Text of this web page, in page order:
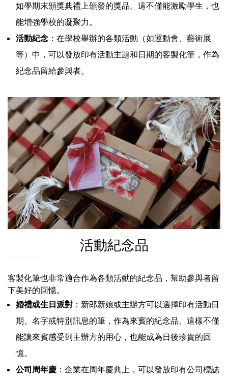
如學期末頒獎典禮上頒發的獎品。這不僅能激勵學生，也
能增強學校的凝聚力。
活動紀念 ：在學校舉辦的各類活動（如運動會、藝術展
等）中，可以發放印有活動主題和日期的客製化筆，作為
紀念品留給參與者。
活動紀念品
客製化筆也非常適合作為各類活動的紀念品，幫助參與者留
下美好的回憶。
婚禮或生日派對 ：新郎新娘或主辦方可以選擇印有活動日
期、名字或特別訊息的筆，作為來賓的紀念品。這樣不僅
能讓來賓感受到主辦方的用心，也能成為日後珍貴的回
憶。
公司周年慶 ：企業在周年慶典上，可以發放印有公司標誌